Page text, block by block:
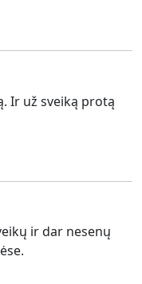
Ir už sveiką protą
ir dar nesenų